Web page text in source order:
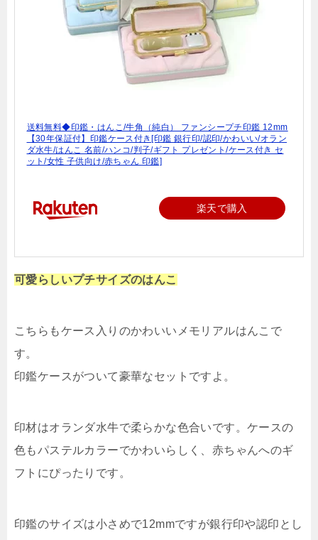
送料無料◆印鑑・はんこ/牛角（純白） ファンシープチ印鑑 12mm
【30年保証付】印鑑ケース付き[印鑑 銀行印/認印/かわいい/オラン
ダ水牛/はんこ 名前/ハンコ/判子/ギフト プレゼント/ケース付き セ
ット/女性 子供向け/赤ちゃん 印鑑]
楽天で購入
可愛らしいプチサイズのはんこ
こちらもケース入りのかわいいメモリアルはんこで
す。
印鑑ケースがついて豪華なセットですよ。
印材はオランダ水牛で柔らかな色合いです。ケースの
色もパステルカラーでかわいらしく、赤ちゃんへのギ
フトにぴったりです。
印鑑のサイズは小さめで12mmですが銀行印や認印とし